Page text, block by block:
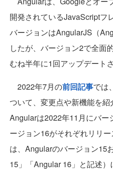
開発されているJavaScriptフ
バージョンはAngularJS（
したが、バージョン2で全面
むね半年に1回アップデート
2022年7月の前回記事では
ついて、変更点や新機能を
Angularは2022年11月にバ
ージョン16がそれぞれリリ
は、Angularのバージョン15
15」「Angular 16」と記述